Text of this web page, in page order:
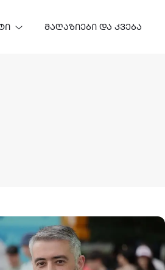
ᲛᲐᲦᲐᲖᲘᲔᲑᲘ ᲓᲐ ᲙᲕᲔᲑᲐ